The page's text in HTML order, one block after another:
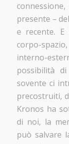
presente –
e recente.
corpo-
interno-
possibilità
sovente ci
precostruiti,
Kronos ha
di noi, la
può salvare